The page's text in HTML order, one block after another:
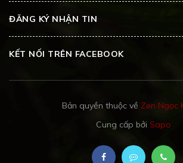
ĐĂNG KÝ NHẬN TIN
KẾT NỐI TRÊN FACEBOOK
Bản quyền thuộc về Zen Ngọc
Cung cấp bởi Sapo